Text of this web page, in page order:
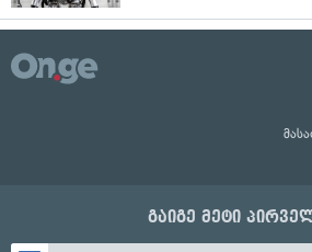
გაიგე მეტი